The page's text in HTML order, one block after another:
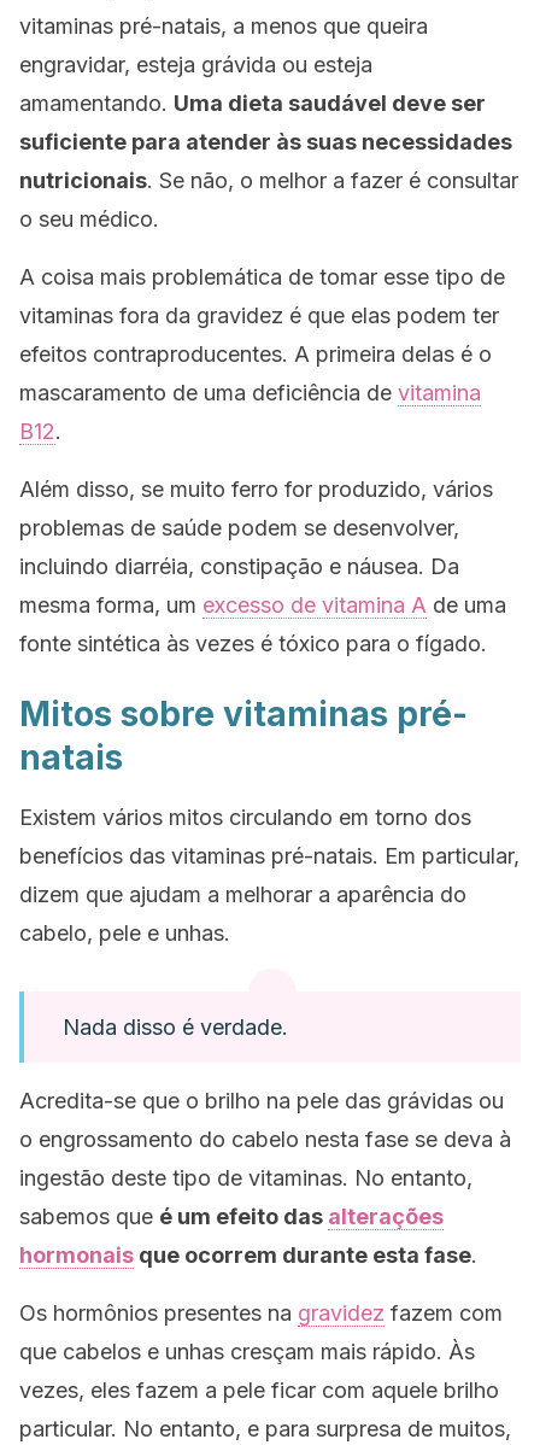
vitaminas pré-natais, a menos que queira
engravidar, esteja grávida ou esteja
amamentando. Uma dieta saudável deve ser
suficiente para atender às suas necessidades
nutricionais. Se não, o melhor a fazer é consultar
o seu médico.
A coisa mais problemática de tomar esse tipo de
vitaminas fora da gravidez é que elas podem ter
efeitos contraproducentes. A primeira delas é o
mascaramento de uma deficiência de vitamina
B12.
Além disso, se muito ferro for produzido, vários
problemas de saúde podem se desenvolver,
incluindo diarréia, constipação e náusea. Da
mesma forma, um excesso de vitamina A de uma
fonte sintética às vezes é tóxico para o fígado.
Mitos sobre vitaminas pré-
natais
Existem vários mitos circulando em torno dos
benefícios das vitaminas pré-natais. Em particular,
dizem que ajudam a melhorar a aparência do
cabelo, pele e unhas.
Nada disso é verdade.
Acredita-se que o brilho na pele das grávidas ou
o engrossamento do cabelo nesta fase se deva à
ingestão deste tipo de vitaminas. No entanto,
sabemos que é um efeito das alterações
hormonais que ocorrem durante esta fase.
Os hormônios presentes na gravidez fazem com
que cabelos e unhas cresçam mais rápido. Às
vezes, eles fazem a pele ficar com aquele brilho
particular. No entanto, e para surpresa de muitos,